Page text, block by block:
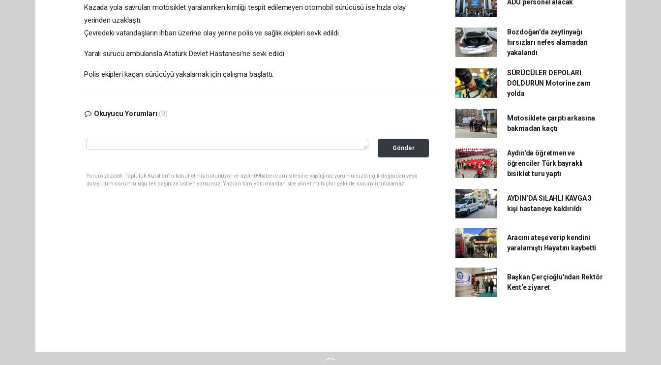
Kazada yola savrulan motosiklet yaralanırken kimliği tespit edilemeyen otomobil sürücüsü ise hızla olay
yerinden uzaklaştı.
Çevredeki vatandaşların ihbarı üzerine olay yerine polis ve sağlık ekipleri sevk edildi.
Yaralı sürücü ambulansla Atatürk Devlet Hastanesi’ne sevk edildi.
Polis ekipleri kaçan sürücüyü yakalamak için çalışma başlattı.
Okuyucu Yorumları (0)
Gönder
Yorum yazarak Topluluk Kuralları’nı kabul etmiş bulunuyor ve aydin09haber.com sitesine yaptığınız yorumunuzla ilgili doğrudan veya
dolaylı tüm sorumluluğu tek başınıza üstleniyorsunuz. Yazılan tüm yorumlardan site yönetimi hiçbir şekilde sorumlu tutulamaz.
ADÜ personel alacak
Bozdoğan'da zeytinyağı
hırsızları nefes alamadan
yakalandı
SÜRÜCÜLER DEPOLARI
DOLDURUN Motorine zam
yolda
Motosiklete çarptı arkasına
bakmadan kaçtı
Aydın'da öğretmen ve
öğrenciler Türk bayraklı
bisiklet turu yaptı
AYDIN’DA SİLAHLI KAVGA 3
kişi hastaneye kaldırıldı
Aracını ateşe verip kendini
yaralamıştı Hayatını kaybetti
Başkan Çerçioğlu'ndan Rektör
Kent'e ziyaret